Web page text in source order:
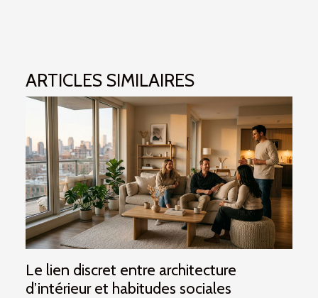
ARTICLES SIMILAIRES
Le lien discret entre architecture
d’intérieur et habitudes sociales